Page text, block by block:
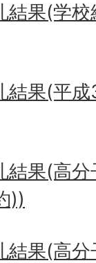
結果(学
結果(平
結果(高
))
結果(高